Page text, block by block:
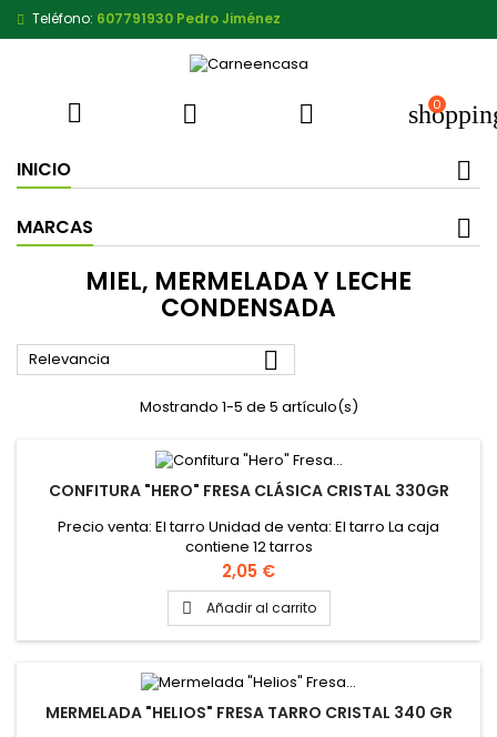
Teléfono: 607791930 Pedro Jiménez
   0
INICIO
MARCAS
MIEL, MERMELADA Y LECHE
CONDENSADA
Relevancia 
Mostrando 1-5 de 5 artículo(s)
CONFITURA "HERO" FRESA CLÁSICA CRISTAL 330GR
Precio venta: El tarro Unidad de venta: El tarro La caja
contiene 12 tarros
Precio
2,05 €
 Añadir al carrito
MERMELADA "HELIOS" FRESA TARRO CRISTAL 340 GR